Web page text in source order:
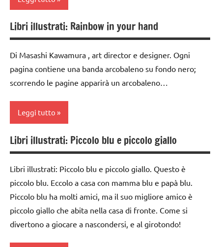
5a
LIBRI E
ALBI
TUTTI GLI
TUTTI GLI
ARTICOLI
classe
1a
da 0
a 3
anni
dai
3 ai
6
anni
LIBRI E
ALBI
ILLUSTRATI
TUTTI GLI
ARGOMENTI
PER ETA'
TUTTI GLI
Libri illustrati: Rainbow in your hand
Di Masashi Kawamura , art director e designer. Ogni
pagina contiene una banda arcobaleno su fondo nero;
scorrendo le pagine apparirà un arcobaleno…
Leggi tutto
classe
1a
classe
2a
3 ai
6
Libri illustrati: Piccolo blu e piccolo giallo
Libri illustrati: Piccolo blu e piccolo giallo. Questo è
piccolo blu. Eccolo a casa con mamma blu e papà blu.
Piccolo blu ha molti amici, ma il suo migliore amico è
piccolo giallo che abita nella casa di fronte. Come si
divertono a giocare a nascondersi, e al girotondo!